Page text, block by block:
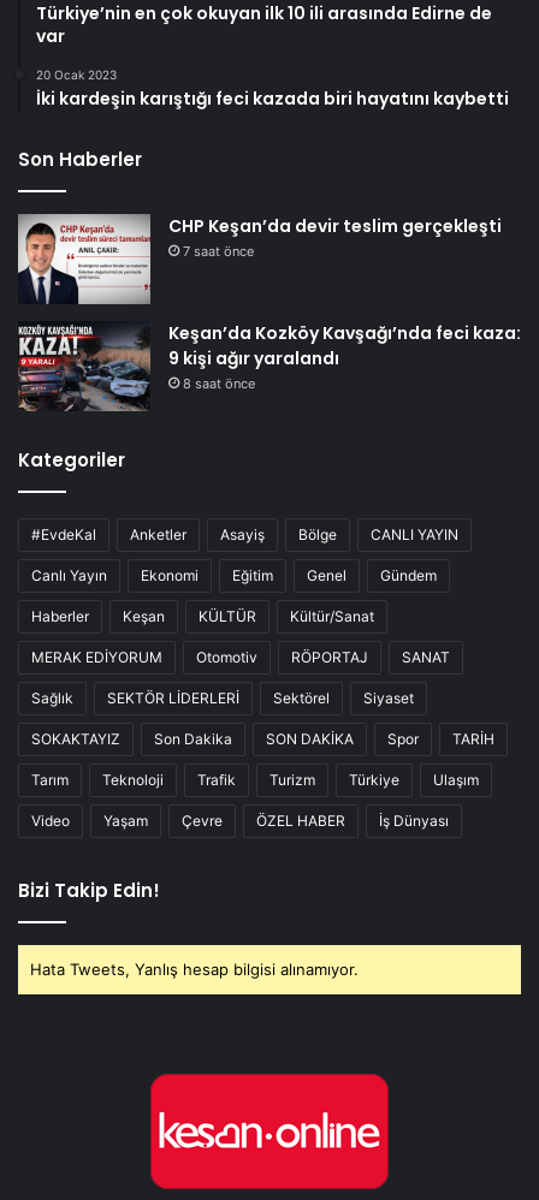
Türkiye’nin en çok okuyan ilk 10 ili arasında Edirne de
var
20 Ocak 2023
İki kardeşin karıştığı feci kazada biri hayatını kaybetti
Son Haberler
CHP Keşan’da devir teslim gerçekleşti
7 saat önce
Keşan’da Kozköy Kavşağı’nda feci kaza:
9 kişi ağır yaralandı
8 saat önce
Kategoriler
#EvdeKal Anketler Asayiş Bölge CANLI YAYIN
Canlı Yayın Ekonomi Eğitim Genel Gündem
Haberler Keşan KÜLTÜR Kültür/Sanat
MERAK EDİYORUM Otomotiv RÖPORTAJ SANAT
Sağlık SEKTÖR LİDERLERİ Sektörel Siyaset
SOKAKTAYIZ Son Dakika SON DAKİKA Spor TARİH
Tarım Teknoloji Trafik Turizm Türkiye Ulaşım
Video Yaşam Çevre ÖZEL HABER İş Dünyası
Bizi Takip Edin!
Hata Tweets, Yanlış hesap bilgisi alınamıyor.